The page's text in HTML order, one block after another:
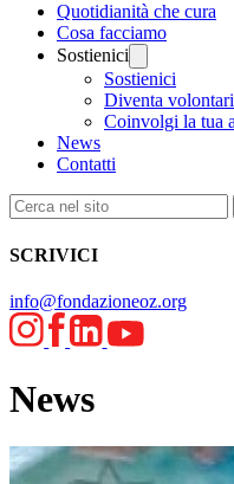
Quotidianità che cura
Cosa facciamo
Sostienici
Sostienici
Diventa
Coinvolgi la tua
News
Contatti
SCRIVICI
info@fondazioneoz.org
News